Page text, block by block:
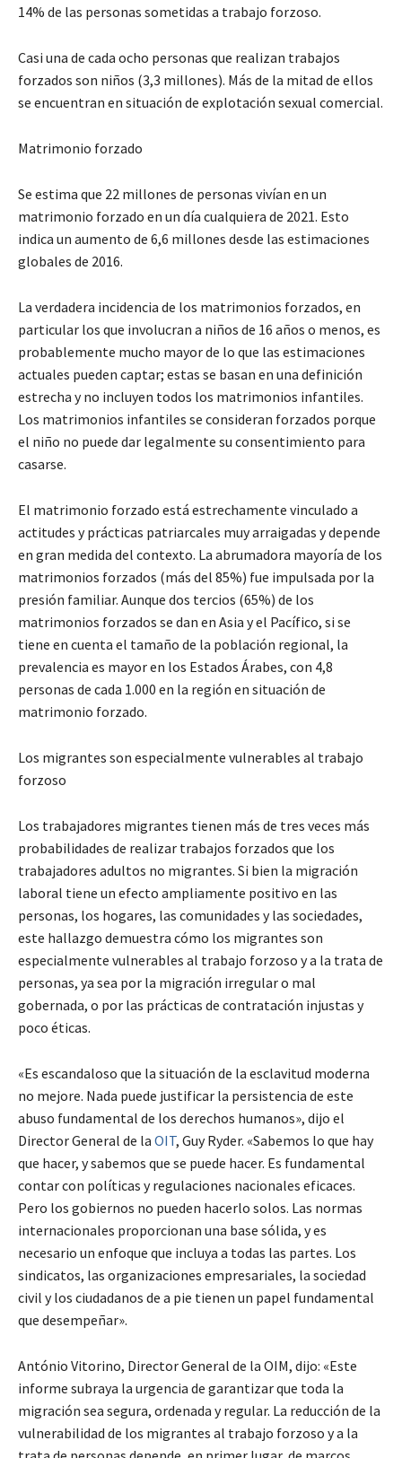
14% de las personas sometidas a trabajo forzoso.
Casi una de cada ocho personas que realizan trabajos
forzados son niños (3,3 millones). Más de la mitad de ellos
se encuentran en situación de explotación sexual comercial.
Matrimonio forzado
Se estima que 22 millones de personas vivían en un
matrimonio forzado en un día cualquiera de 2021. Esto
indica un aumento de 6,6 millones desde las estimaciones
globales de 2016.
La verdadera incidencia de los matrimonios forzados, en
particular los que involucran a niños de 16 años o menos, es
probablemente mucho mayor de lo que las estimaciones
actuales pueden captar; estas se basan en una definición
estrecha y no incluyen todos los matrimonios infantiles.
Los matrimonios infantiles se consideran forzados porque
el niño no puede dar legalmente su consentimiento para
casarse.
El matrimonio forzado está estrechamente vinculado a
actitudes y prácticas patriarcales muy arraigadas y depende
en gran medida del contexto. La abrumadora mayoría de los
matrimonios forzados (más del 85%) fue impulsada por la
presión familiar. Aunque dos tercios (65%) de los
matrimonios forzados se dan en Asia y el Pacífico, si se
tiene en cuenta el tamaño de la población regional, la
prevalencia es mayor en los Estados Árabes, con 4,8
personas de cada 1.000 en la región en situación de
matrimonio forzado.
Los migrantes son especialmente vulnerables al trabajo
forzoso
Los trabajadores migrantes tienen más de tres veces más
probabilidades de realizar trabajos forzados que los
trabajadores adultos no migrantes. Si bien la migración
laboral tiene un efecto ampliamente positivo en las
personas, los hogares, las comunidades y las sociedades,
este hallazgo demuestra cómo los migrantes son
especialmente vulnerables al trabajo forzoso y a la trata de
personas, ya sea por la migración irregular o mal
gobernada, o por las prácticas de contratación injustas y
poco éticas.
«Es escandaloso que la situación de la esclavitud moderna
no mejore. Nada puede justificar la persistencia de este
abuso fundamental de los derechos humanos», dijo el
Director General de la OIT, Guy Ryder. «Sabemos lo que hay
que hacer, y sabemos que se puede hacer. Es fundamental
contar con políticas y regulaciones nacionales eficaces.
Pero los gobiernos no pueden hacerlo solos. Las normas
internacionales proporcionan una base sólida, y es
necesario un enfoque que incluya a todas las partes. Los
sindicatos, las organizaciones empresariales, la sociedad
civil y los ciudadanos de a pie tienen un papel fundamental
que desempeñar».
António Vitorino, Director General de la OIM, dijo: «Este
informe subraya la urgencia de garantizar que toda la
migración sea segura, ordenada y regular. La reducción de la
vulnerabilidad de los migrantes al trabajo forzoso y a la